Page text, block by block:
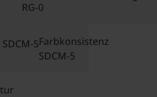
RG-0
Farbkonsistenz
SDCM-5